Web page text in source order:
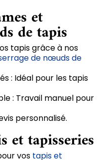
et
de tapis
tapis grâce à nos
de nœuds de
: Idéal pour les tapis
: Travail manuel pour
personnalisé.
et tapisseries
vos tapis et